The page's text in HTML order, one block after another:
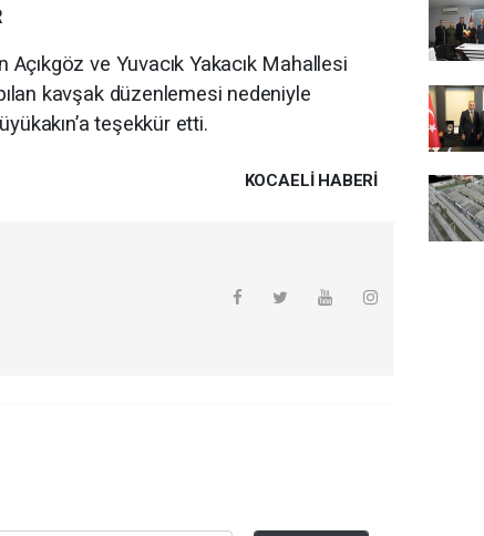
ve Yuvacık Yakacık Mahallesi
kavşak düzenlemesi nedeniyle
teşekkür etti.
KOCAELI HABERİ